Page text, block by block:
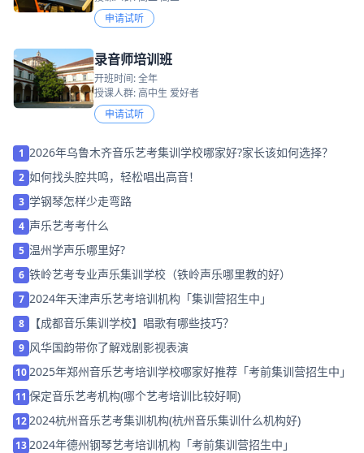
申请试听
录音师培训班
开班时间: 全年
授课人群: 高中生 爱好者
申请试听
1 2026年乌鲁木齐音乐艺考集训学校哪家好?家长该如何选择？
2 如何找头腔共鸣，轻松唱出高音！
3 学钢琴怎样少走弯路
4 声乐艺考考什么
5 温州学声乐哪里好?
6 铁岭艺考专业声乐集训学校（铁岭声乐哪里教的好）
7 2024年天津声乐艺考培训机构「集训营招生中」
8 【成都音乐集训学校】唱歌有哪些技巧？
9 风华国韵带你了解戏剧影视表演
102025年郑州音乐艺考培训学校哪家好推荐「考前集训营招生中」
11 保定音乐艺考机构(哪个艺考培训比较好啊)
122024杭州音乐艺考集训机构(杭州音乐集训什么机构好)
132024年德州钢琴艺考培训机构「考前集训营招生中」